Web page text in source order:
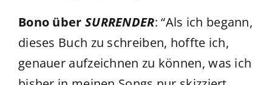
Bono über SURRENDER: “Als ich begann,
dieses Buch zu schreiben, hoffte ich,
genauer aufzeichnen zu können, was ich